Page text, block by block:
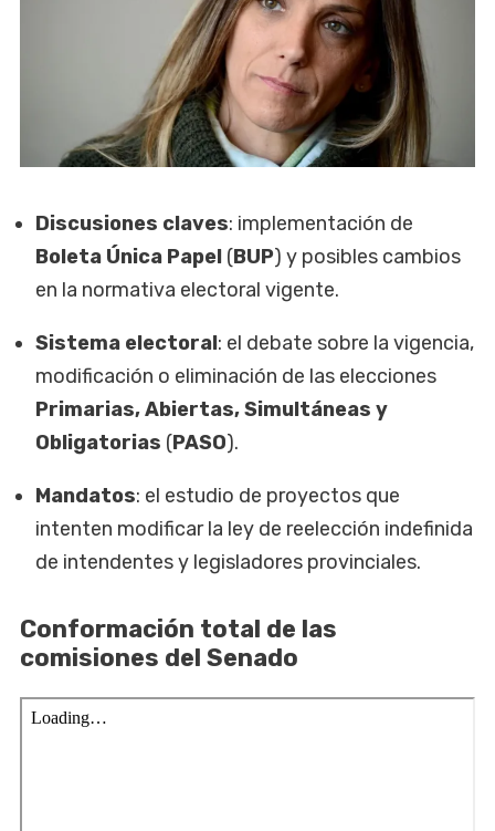
Discusiones claves: implementación de
Boleta Única Papel (BUP) y posibles cambios
en la normativa electoral vigente.
Sistema electoral: el debate sobre la vigencia,
modificación o eliminación de las elecciones
Primarias, Abiertas, Simultáneas y
Obligatorias (PASO).
Mandatos: el estudio de proyectos que
intenten modificar la ley de reelección indefinida
de intendentes y legisladores provinciales.
Conformación total de las
comisiones del Senado